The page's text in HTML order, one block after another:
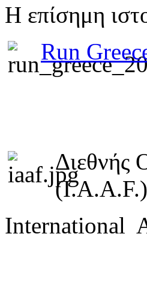
Η επίσημη
Run
Διεθνής
(I.A.A.F.)
International